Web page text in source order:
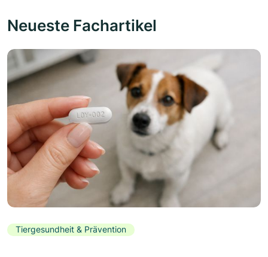
Neueste Fachartikel
Tiergesundheit & Prävention